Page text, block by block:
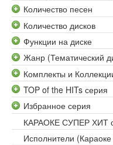
Количество песен
Количество дисков
Функции на диске
Жанр (Тематический
Комплекты и
TOP of the HITs серия
Избранное серия
КАРАОКЕ СУПЕР ХИТ
Исполнители